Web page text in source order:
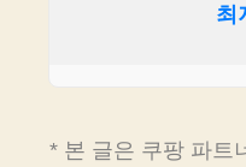
최
* 본 글은 쿠팡 파트